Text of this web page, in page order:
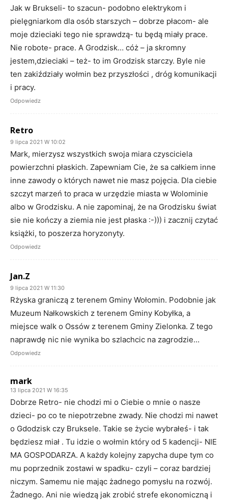
Jak w Brukseli- to szacun- podobno elektrykom i
pielęgniarkom dla osób starszych – dobrze płacom- ale
moje dzieciaki tego nie sprawdzą- tu będą miały prace.
Nie robote- prace. A Grodzisk… cóż – ja skromny
jestem,dzieciaki – też- to im Grodzisk starczy. Byle nie
ten zakiździały wołmin bez przyszłości , dróg komunikacji
i pracy.
Odpowiedz
Retro
9 lipca 2021 W 10:02
Mark, mierzysz wszystkich swoja miara czysciciela
powierzchni płaskich. Zapewniam Cie, że sa całkiem inne
inne zawody o których nawet nie masz pojęcia. Dla ciebie
szczyt marzeń to praca w urzędzie miasta w Wolominie
albo w Grodzisku. A nie zapominaj, że na Grodzisku świat
sie nie kończy a ziemia nie jest płaska :-))) i zacznij czytać
książki, to poszerza horyzonyty.
Odpowiedz
Jan.Z
9 lipca 2021 W 11:30
Rżyska graniczą z terenem Gminy Wołomin. Podobnie jak
Muzeum Nałkowskich z terenem Gminy Kobyłka, a
miejsce walk o Ossów z terenem Gminy Zielonka. Z tego
naprawdę nic nie wynika bo szlachcic na zagrodzie…
Odpowiedz
mark
13 lipca 2021 W 16:35
Dobrze Retro- nie chodzi mi o Ciebie o mnie o nasze
dzieci- po co te niepotrzebne zwady. Nie chodzi mi nawet
o Gdodzisk czy Bruksele. Takie se życie wybrałeś- i tak
będziesz miał . Tu idzie o wołmin który od 5 kadencji- NIE
MA GOSPODARZA. A każdy kolejny zapycha dupe tym co
mu poprzednik zostawi w spadku- czyli – coraz bardziej
niczym. Samemu nie mając żadnego pomysłu na rozwój.
Żadnego. Ani nie wiedzą jak zrobić strefe ekonomiczną i